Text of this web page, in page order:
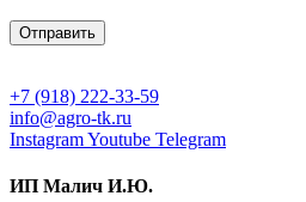
+7 (918) 222-33-59
info@agro-tk.ru
InstagramYoutube Telegram
ИП Малич И.Ю.​